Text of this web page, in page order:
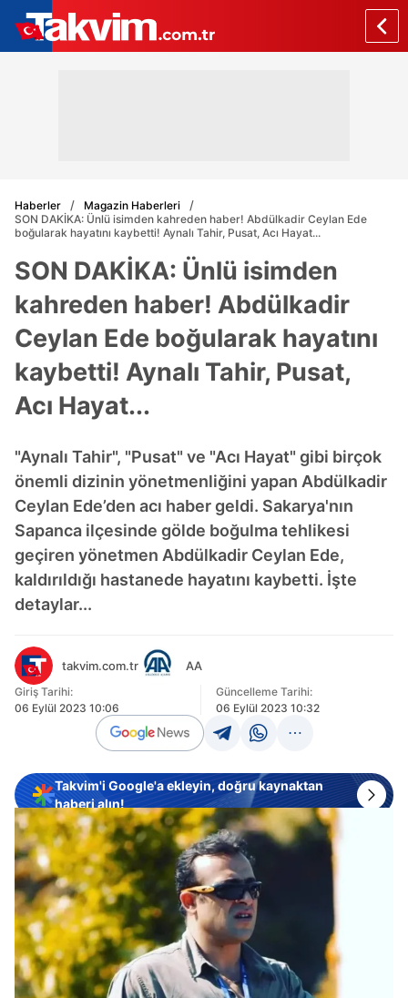
Haberler
Magazin Haberleri
SON DAKİKA: Ünlü isimden kahreden haber! Abdülkadir Ceylan Ede
boğularak hayatını kaybetti! Aynalı Tahir, Pusat, Acı Hayat...
SON DAKİKA: Ünlü isimden
kahreden haber! Abdülkadir
Ceylan Ede boğularak hayatını
kaybetti! Aynalı Tahir, Pusat,
Acı Hayat...
"Aynalı Tahir", "Pusat" ve "Acı Hayat" gibi birçok
önemli dizinin yönetmenliğini yapan Abdülkadir
Ceylan Ede’den acı haber geldi. Sakarya'nın
Sapanca ilçesinde gölde boğulma tehlikesi
geçiren yönetmen Abdülkadir Ceylan Ede,
kaldırıldığı hastanede hayatını kaybetti. İşte
detaylar...
takvim.com.tr AA
Giriş Tarihi:
06 Eylül 2023 10:06
Güncelleme Tarihi:
06 Eylül 2023 10:32
Takvim'i Google'a ekleyin, doğru kaynaktan
haberi alın!